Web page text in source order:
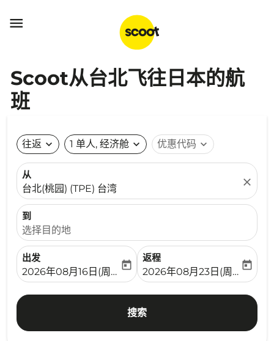

Scoot从台北飞往日本的航
班
往返 expand_more 1 单人, 经济舱 expand_more 优惠代码 expand_more
从
台北(桃园) (TPE) 台湾
close
到
选择目的地
出发
fc-booking-departure-date-aria-label
2026年08月16日(周日)
today
返程
fc-booking-return-date-
2026年08月23日(周日)
today
搜索